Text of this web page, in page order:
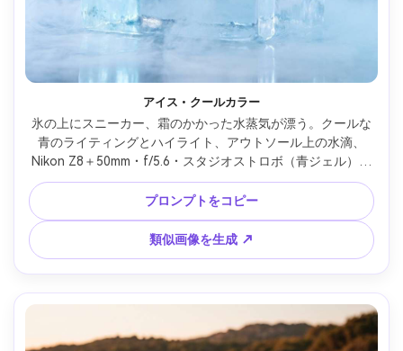
アイス・クールカラー
氷の上にスニーカー、霜のかかった水蒸気が漂う。クールな
青のライティングとハイライト、アウトソール上の水滴、
Nikon Z8＋50mm・f/5.6・スタジオストロボ（青ジェル）、
フォトリアルなプロダクトショット --ar 4:5
プロンプトをコピー
類似画像を生成 ↗